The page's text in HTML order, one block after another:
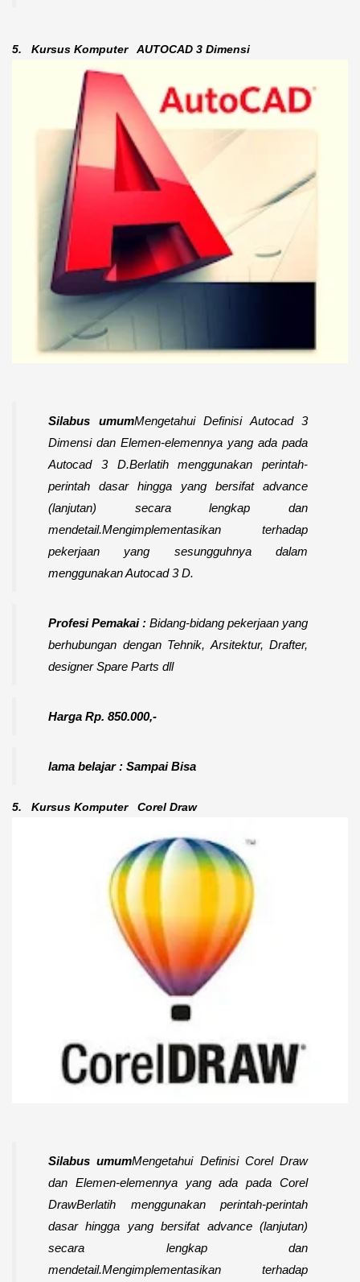
5. Kursus Komputer AUTOCAD 3 Dimensi
Silabus umumMengetahui Definisi Autocad 3
Dimensi dan Elemen-elemennya yang ada pada
Autocad 3 D.Berlatih menggunakan perintah-
perintah dasar hingga yang bersifat advance
(lanjutan) secara lengkap dan
mendetail.Mengimplementasikan terhadap
pekerjaan yang sesungguhnya dalam
menggunakan Autocad 3 D.
Profesi Pemakai : Bidang-bidang pekerjaan yang
berhubungan dengan Tehnik, Arsitektur, Drafter,
designer Spare Parts dll
Harga Rp. 850.000,-
lama belajar : Sampai Bisa
5. Kursus Komputer Corel Draw
Silabus umumMengetahui Definisi Corel Draw
dan Elemen-elemennya yang ada pada Corel
DrawBerlatih menggunakan perintah-perintah
dasar hingga yang bersifat advance (lanjutan)
secara lengkap dan
mendetail.Mengimplementasikan terhadap